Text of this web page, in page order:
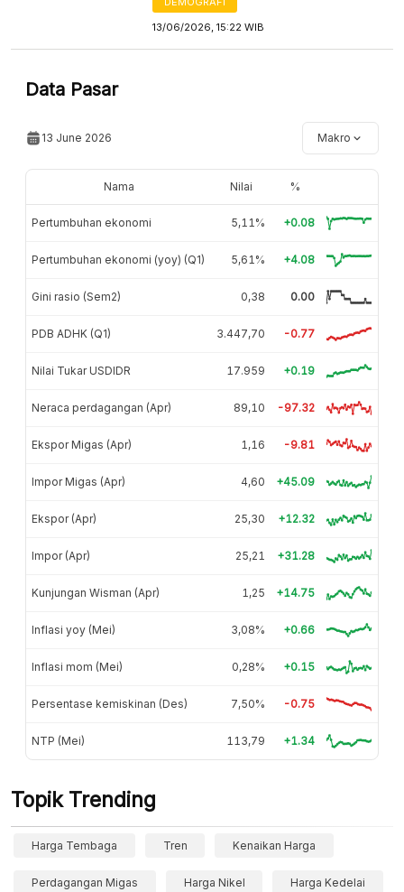
13/06/2026, 15:22 WIB
Data Pasar
13 June 2026 Makro
Nama Nilai %
Pertumbuhan ekonomi 5,11% +0.08
Pertumbuhan ekonomi (yoy) (Q1) 5,61% +4.08
Gini rasio (Sem2) 0,38 0.00
PDB ADHK (Q1) 3.447,70 -0.77
Nilai Tukar USDIDR 17.959 +0.19
Neraca perdagangan (Apr) 89,10 -97.32
Ekspor Migas (Apr) 1,16 -9.81
Impor Migas (Apr) 4,60 +45.09
Ekspor (Apr) 25,30 +12.32
Impor (Apr) 25,21 +31.28
Kunjungan Wisman (Apr) 1,25 +14.75
Inflasi yoy (Mei) 3,08% +0.66
Inflasi mom (Mei) 0,28% +0.15
Persentase kemiskinan (Des) 7,50% -0.75
NTP (Mei) 113,79 +1.34
Topik Trending
Harga Tembaga Tren Kenaikan Harga
Perdagangan Migas Harga Nikel Harga Kedelai